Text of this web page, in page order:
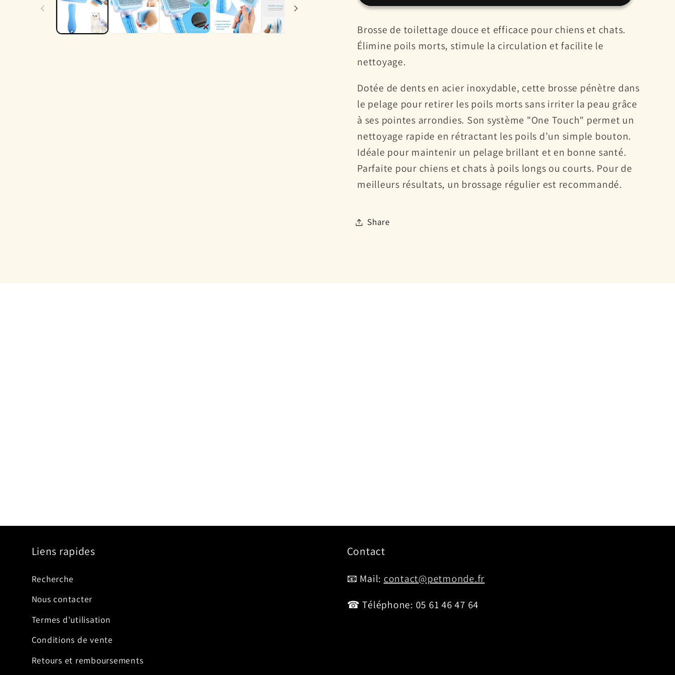
Épilatrice
Chien
&amp;
Chat
Poils
Longs
&amp;
Courts
Épilatrice
Chien
&amp;
Poils
Longs
&amp;
Courts
Brosse de toilettage douce et efficace pour chiens et chats.
Élimine poils morts, stimule la circulation et facilite le
nettoyage.
Dotée de dents en acier inoxydable, cette brosse pénètre dans
le pelage pour retirer les poils morts sans irriter la peau grâce
à ses pointes arrondies. Son système "One Touch" permet un
nettoyage rapide en rétractant les poils d’un simple bouton.
Idéale pour maintenir un pelage brillant et en bonne santé.
Parfaite pour chiens et chats à poils longs ou courts. Pour de
meilleurs résultats, un brossage régulier est recommandé.
Share
Liens rapides
Recherche
Nous contacter
Termes d'utilisation
Conditions de vente
Retours et remboursements
Contact
📧 Mail: contact@petmonde.fr
☎ Téléphone: 05 61 46 47 64